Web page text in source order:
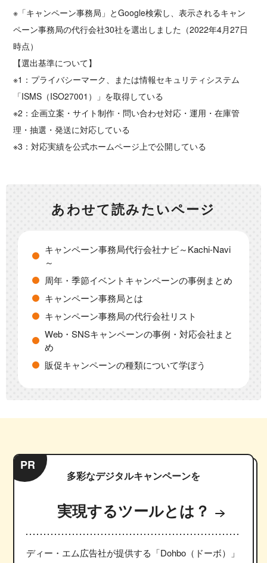
※「キャンペーン事務局」とGoogle検索し、表示されるキャン
ペーン事務局の代行会社30社を選出しました（2022年4月27日
時点）
【選出基準について】
※1：プライバシーマーク、または情報セキュリティシステム
「ISMS（ISO27001）」を取得している
※2：企画立案・サイト制作・問い合わせ対応・運用・在庫管
理・抽選・発送に対応している
※3：対応実績を公式ホームページ上で公開している
あわせて読みたいページ
キャンペーン事務局代行会社ナビ～Kachi-Navi
～
周年・季節イベントキャンペーンの事例まとめ
キャンペーン事務局とは
キャンペーン事務局の代行会社リスト
Web・SNSキャンペーンの事例・対応会社まと
め
販促キャンペーンの種類について学ぼう
PR
多彩なデジタルキャンペーンを
実現するツールとは？
ディー・エム広告社が提供する「Dohbo（ドーボ）」